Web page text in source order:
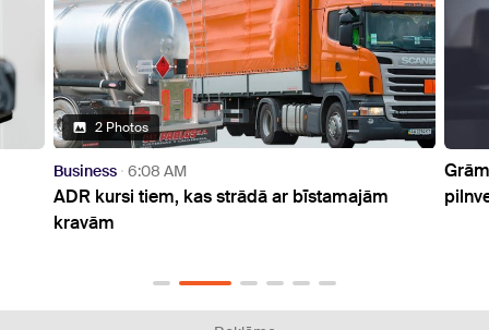
2 Photos
6:08 AM
kursi tiem, kas strādā ar bīstamajām